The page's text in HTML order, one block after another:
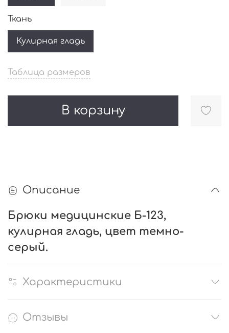
Таблица размеров
В корзину
Ткань
Кулирная гладь
Описание
Брюки медицинские Б-123,
кулирная гладь, цвет темно-
серый.
Характеристики
Отзывы